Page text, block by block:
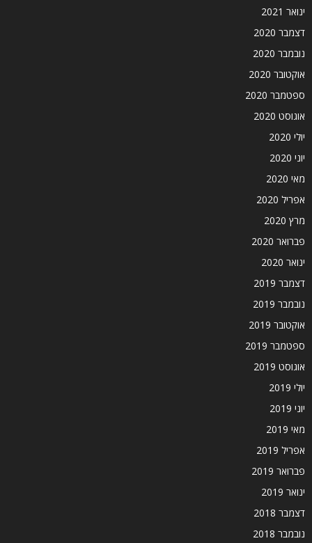
ינואר 2021
דצמבר 2020
נובמבר 2020
אוקטובר 2020
ספטמבר 2020
אוגוסט 2020
יולי 2020
יוני 2020
מאי 2020
אפריל 2020
מרץ 2020
פברואר 2020
ינואר 2020
דצמבר 2019
נובמבר 2019
אוקטובר 2019
ספטמבר 2019
אוגוסט 2019
יולי 2019
יוני 2019
מאי 2019
אפריל 2019
פברואר 2019
ינואר 2019
דצמבר 2018
נובמבר 2018